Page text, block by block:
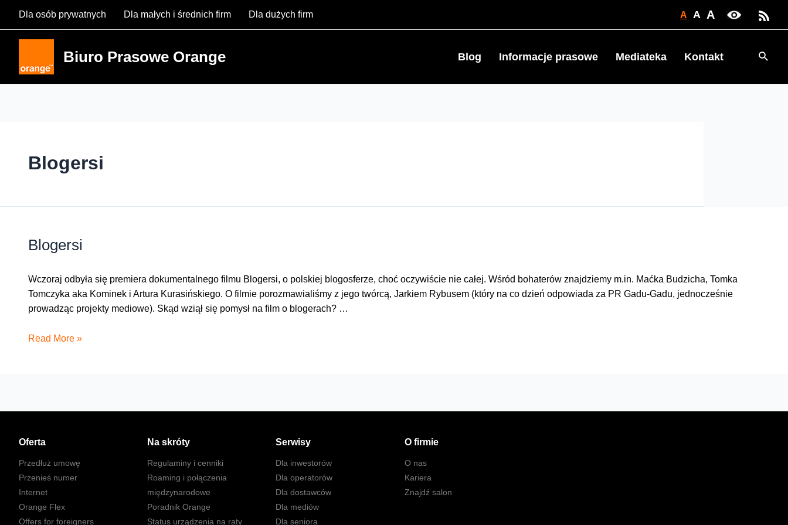
Dla osób prywatnych Dla małych i średnich firm Dla dużych firm A A A
Biuro Prasowe Orange Blog Informacje prasowe Mediateka Kontakt
Blogersi
Blogersi
Wczoraj odbyła się premiera dokumentalnego filmu Blogersi, o polskiej blogosferze, choć oczywiście nie całej. Wśród bohaterów znajdziemy m.in. Maćka Budzicha, Tomka
Tomczyka aka Kominek i Artura Kurasińskiego. O filmie porozmawialiśmy z jego twórcą, Jarkiem Rybusem (który na co dzień odpowiada za PR Gadu-Gadu, jednocześnie
prowadząc projekty mediowe). Skąd wziął się pomysł na film o blogerach? …
Blogersi
Read More »
Oferta
Przedłuż umowę
Przenieś numer
Internet
Orange Flex
Offers for foreigners
Na skróty
Regulaminy i cenniki
Roaming i połączenia
międzynarodowe
Poradnik Orange
Status urządzenia na raty
Serwisy
Dla inwestorów
Dla operatorów
Dla dostawców
Dla mediów
Dla seniora
O firmie
O nas
Kariera
Znajdź salon